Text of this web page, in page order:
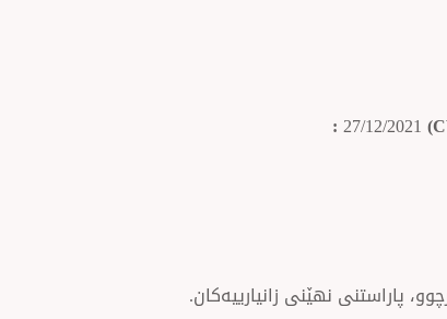
:
پاراستنی نهێنی زانیارییەکان.